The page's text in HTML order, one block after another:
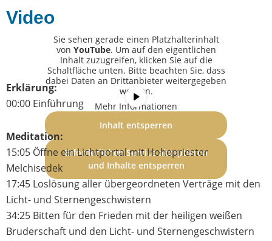
Video
Sie sehen gerade einen Platzhalterinhalt
von YouTube. Um auf den eigentlichen
Inhalt zuzugreifen, klicken Sie auf die
Schaltfläche unten. Bitte beachten Sie, dass
dabei Daten an Drittanbieter weitergegeben
werden.
Mehr Informationen
Inhalt entsperren
Erforderlichen Service akzeptieren
und Inhalte entsperren
Erklärung:
00:00 Einführung
Meditation:
15:05 Öffne ein Lichtportal mit Hohepriester
Melchisedek
17:45 Loslösung aller übergeordneten Verträge mit den
Licht- und Sternengeschwistern
34:25 Bitten für den Frieden mit der heiligen weißen
Bruderschaft und den Licht- und Sternengeschwistern